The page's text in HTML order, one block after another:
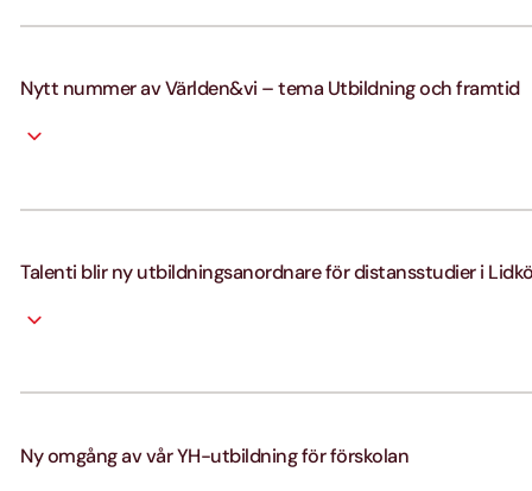
Nytt nummer av Världen&vi – tema Utbildning och framtid
Talenti blir ny utbildningsanordnare för distansstudier i
Ny omgång av vår YH-utbildning för förskolan